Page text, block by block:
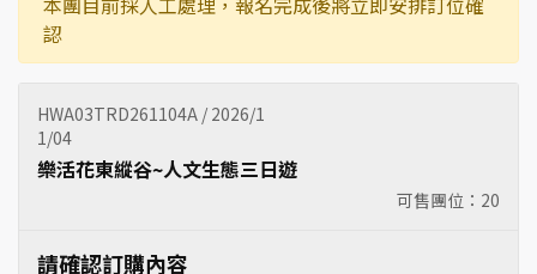
認
HWA03TRD261104A / 2026/1
1/04
可售團位： 20
樂活花東縱谷~人文生態三日遊
請確認訂購內容